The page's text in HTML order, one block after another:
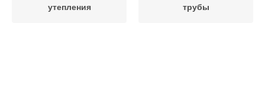
утепления
трубы